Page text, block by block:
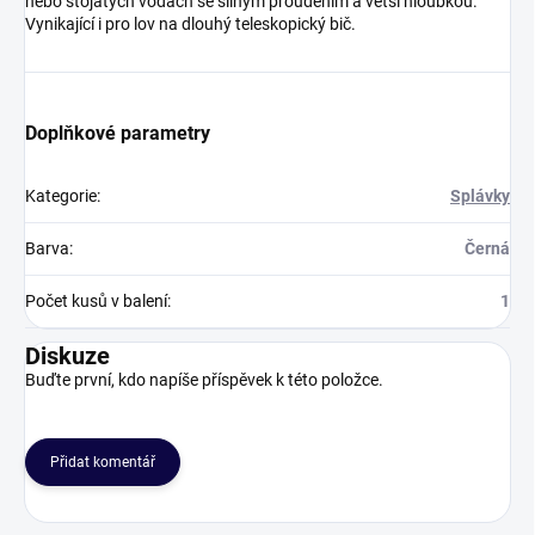
Vynikající i pro lov na dlouhý teleskopický bič.
Doplňkové parametry
Kategorie: Splávky
Barva: Černá
Počet kusů v balení: 1
Diskuze
Buďte první, kdo napíše příspěvek k této položce.
Přidat komentář